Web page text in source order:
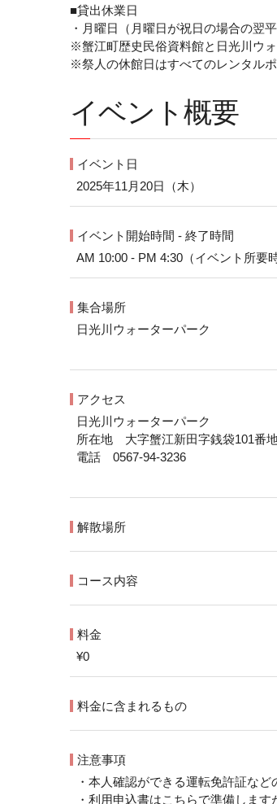
■貸出休業日
・月曜日（月曜日が祝日の場合の翌
※蟹江町歴史民俗資料館と日光川ウ
※祭人の休館日はすべてのレンタル
イベント概要
イベント日
2025年11月20日（木）
イベント開始時間 - 終了時間
AM 10:00 - PM 4:30（イベント所要
集合場所
日光川ウォーターパーク
アクセス
日光川ウォーターパーク
所在地 大字蟹江新田字銭袋101番
電話 0567-94-3236
解散場所
コース内容
料金
¥0
料金に含まれるもの
注意事項
・本人確認ができる運転免許証な
・利用申込書はこちらで準備しま